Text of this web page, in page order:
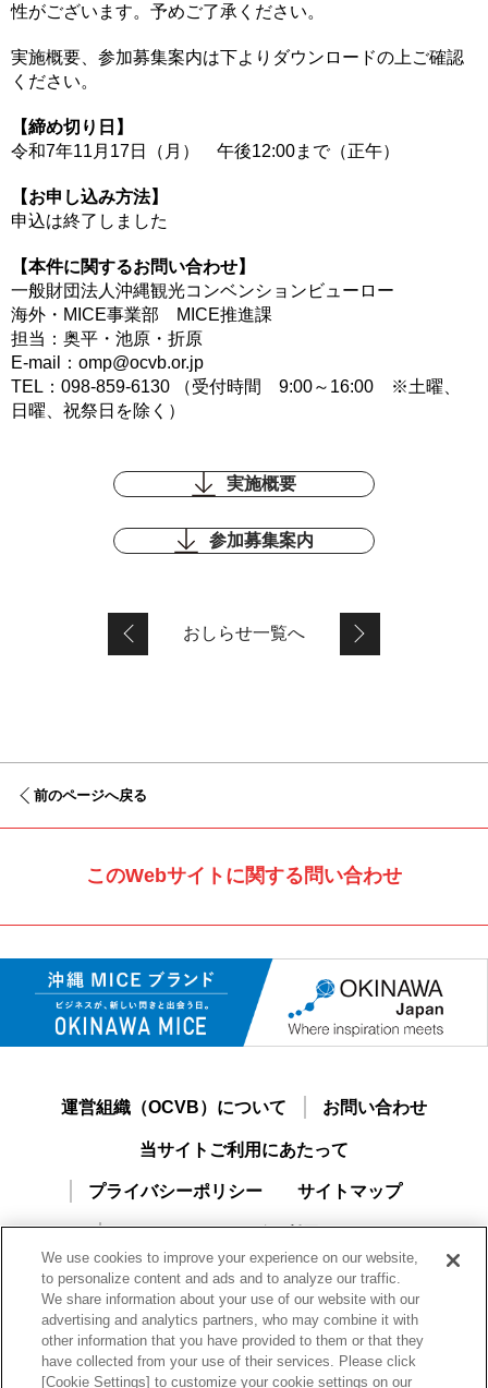
性がございます。予めご了承ください。
実施概要、参加募集案内は下よりダウンロードの上ご確認
ください。
【締め切り日】
令和7年11月17日（月） 午後12:00まで（正午）
【お申し込み方法】
申込は終了しました
【本件に関するお問い合わせ】
一般財団法人沖縄観光コンベンションビューロー
海外・MICE事業部 MICE推進課
担当：奥平・池原・折原
E-mail：omp@ocvb.or.jp
TEL：098-859-6130 （受付時間 9:00～16:00 ※土曜、
日曜、祝祭日を除く）
実施概要
参加募集案内
おしらせ一覧へ
前のページへ戻る
このWebサイトに関する問い合わせ
運営組織（OCVB）について お問い合わせ
当サイトご利用にあたって
プライバシーポリシー サイトマップ
おきなわMICEナビご利用ガイド
新規ユーザー登録
We use cookies to improve your experience on our website,
to personalize content and ads and to analyze our traffic.
We share information about your use of our website with our
advertising and analytics partners, who may combine it with
other information that you have provided to them or that they
have collected from your use of their services. Please click
[Cookie Settings] to customize your cookie settings on our